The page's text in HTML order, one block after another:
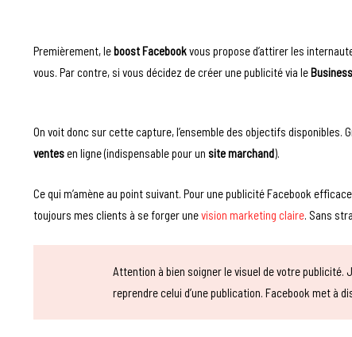
Premièrement, leboost Facebookvous propose d’attirer les
vous. Par contre, si vous décidez de créer une publicité via le
On voit donc sur cette capture, l’ensemble des objectifs
ventesen ligne (indispensable pour un site marchand).
Ce qui m’amène au point suivant. Pour une publicité Facebook
toujours mes clients à se forger unevision marketing claire. Sans
Attention à bien soigner le visuel de votre publicité.
reprendre celui d’une publication. Facebook met à